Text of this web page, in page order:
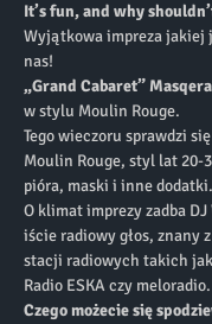
It’s fun, and why
Wyjątkowa impreza jakiej
nas!
„Grand Cabaret”
w stylu Moulin Rouge.
Tego wieczoru sprawdzi się
Moulin Rouge, styl lat 20-
pióra, maski i inne dodatki.
O klimat imprezy zadba DJ
iście radiowy głos, znany
stacji radiowych takich
Radio ESKA czy meloradio.
Czego możecie się